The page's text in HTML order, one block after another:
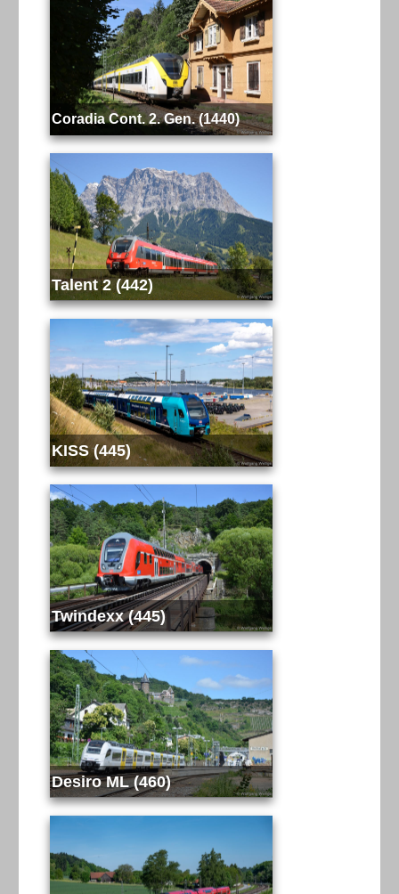
Coradia Cont. 2. Gen. (1440)
Talent 2 (442)
KISS (445)
Twindexx (445)
Desiro ML (460)